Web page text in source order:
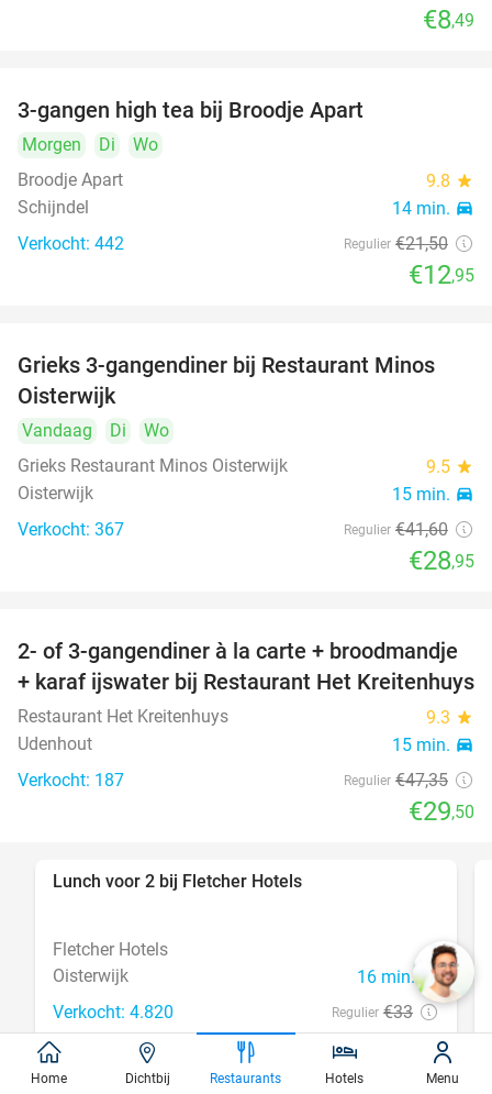
€8,49
3-gangen high tea bij Broodje Apart
Morgen Di
Wo
Broodje Apart
9.8 star
Schijndel 14 min. directions_car
Verkocht: 442 Regulier €21,50
€12,95
30%
Grieks 3-gangendiner bij Restaurant Minos
Oisterwijk
Vandaag Di
Wo
Grieks Restaurant Minos Oisterwijk
9.5 star
Oisterwijk 15 min. directions_car
Verkocht: 367 Regulier €41,60
€28,95
38%
2- of 3-gangendiner à la carte + broodmandje
+ karaf ijswater bij Restaurant Het Kreitenhuys
Restaurant Het Kreitenhuys 9.3 star
Udenhout 15 min. directions_car
Verkocht: 187 Regulier €47,35
€29,50
Lunch voor 2 bij Fletcher Hotels
Fletcher Hotels
Oisterwijk
16 min.directions_car
Verkocht: 4.820 Regulier €33
€19 ,90
Home Dichtbij Restaurants Hotels Menu